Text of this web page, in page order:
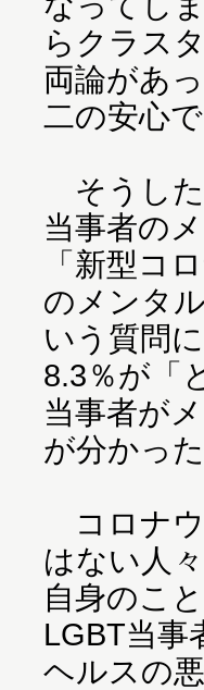
らクラス
両論があ
二の安心
そうした
当事者の
「新型コ
のメンタ
いう質問
8.3％が「
当事者が
が分かった
コロナウ
はない人
自身のこ
LGBT当事
ヘルスの